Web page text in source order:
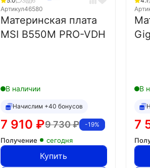
Артикул46580
Материнская плата
MSI B550M PRO-VDH
В наличии
Начислим +40 бонусов
-19%
9 730₽
7 910 ₽
Получение сегодня
Купить
В
7